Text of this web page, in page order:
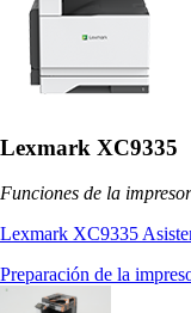
Lexmark XC9335
Funciones de la
Lexmark XC9335
Preparación de la